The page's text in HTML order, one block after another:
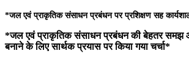
*जल एवं प्राकृतिक संसाधन प्रबंधन पर प्रशिक्षण सह
*जल एवं प्राकृतिक संसाधन प्रबंधन की बेहतर समझ
बनाने के लिए सार्थक प्रयास पर किया गया चर्चा*